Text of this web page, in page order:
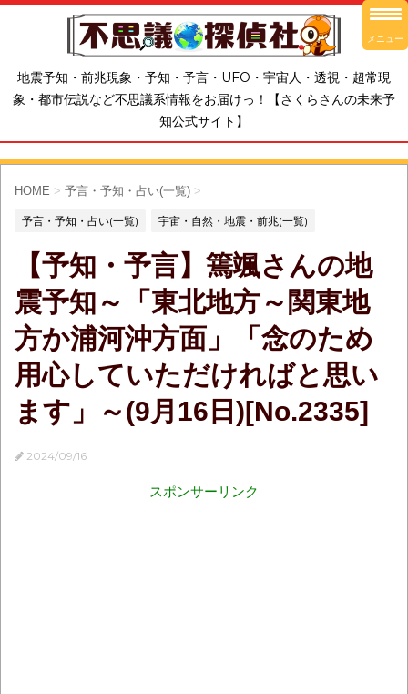
地震予知・前兆現象・予知・予言・UFO・宇宙人・透視・超常現
象・都市伝説など不思議系情報をお届けっ！【さくらさんの未来予
知公式サイト】
HOME > 予言・予知・占い(一覧) >
予言・予知・占い(一覧) 宇宙・自然・地震・前兆(一覧)
【予知・予言】篶颯さんの地
震予知～「東北地方～関東地
方か浦河沖方面」「念のため
用心していただければと思い
ます」～(9月16日)[No.2335]
2024/09/16
スポンサーリンク
メニュー